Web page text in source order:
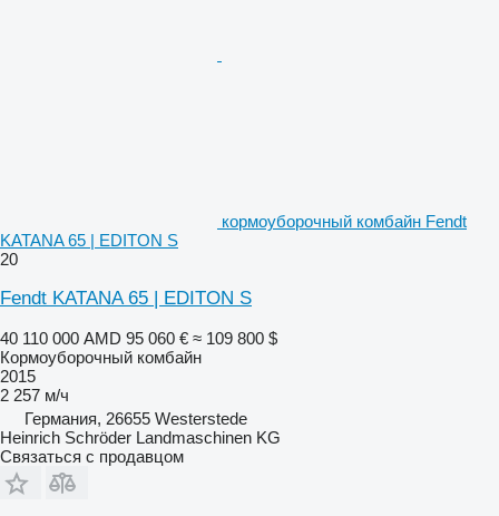
кормоуборочный комбайн Fendt
KATANA 65 | EDITON S
20
Fendt KATANA 65 | EDITON S
40 110 000 AMD 95 060 € ≈ 109 800 $
Кормоуборочный комбайн
2015
2 257 м/ч
Германия, 26655 Westerstede
Heinrich Schröder Landmaschinen KG
Связаться с продавцом